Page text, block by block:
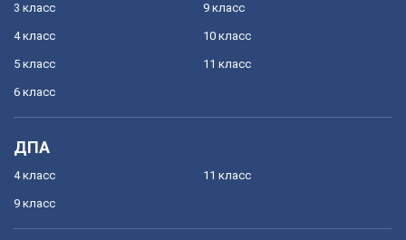
3 класс
4 класс
5 класс
6 класс
9 класс
10 класс
11 класс
ДПА
4 класс
9 класс
11 класс